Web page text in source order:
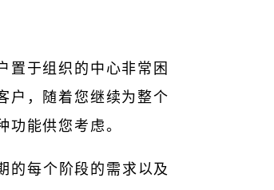
置于组织的中心非常困
户，随着您继续为整个
功能供您考虑。
的每个阶段的需求以及